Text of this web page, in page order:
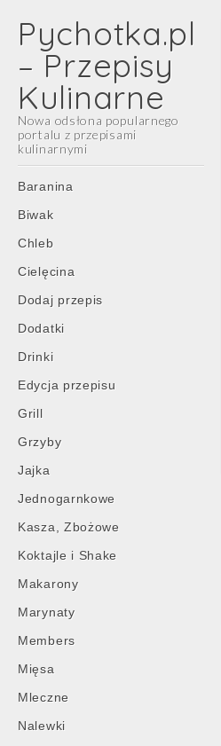
Pychotka.pl
– Przepisy
Kulinarne
Nowa odsłona popularnego
portalu z przepisami
kulinarnymi
Main
menu
Skip
content
Baranina
Biwak
Chleb
Cielęcina
Dodaj przepis
Dodatki
Drinki
Edycja przepisu
Grill
Grzyby
Jajka
Jednogarnkowe
Kasza, Zbożowe
Koktajle i Shake
Makarony
Marynaty
Members
Mięsa
Mleczne
Nalewki